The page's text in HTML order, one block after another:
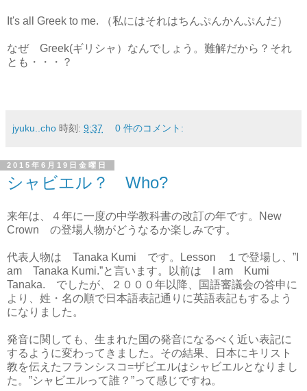
It's all Greek to me. （私にはそれはちんぷんかんぷんだ）
なぜ Greek(ギリシャ）なんでしょう。難解だから？それ
とも・・・？
jyuku..cho 時刻: 9:37 0 件のコメント:
2015年6月19日金曜日
シャビエル？ Who?
来年は、４年に一度の中学教科書の改訂の年です。New
Crown の登場人物がどうなるか楽しみです。
代表人物は Tanaka Kumi です。Lesson １で登場し、”I
am Tanaka Kumi.”と言います。以前は I am Kumi
Tanaka. でしたが、２０００年以降、国語審議会の答申に
より、姓・名の順で日本語表記通りに英語表記もするよう
になりました。
発音に関しても、生まれた国の発音になるべく近い表記に
するように変わってきました。その結果、日本にキリスト
教を伝えたフランシスコ=ザビエルはシャビエルとなりまし
た。”シャビエルって誰？”って感じですね。